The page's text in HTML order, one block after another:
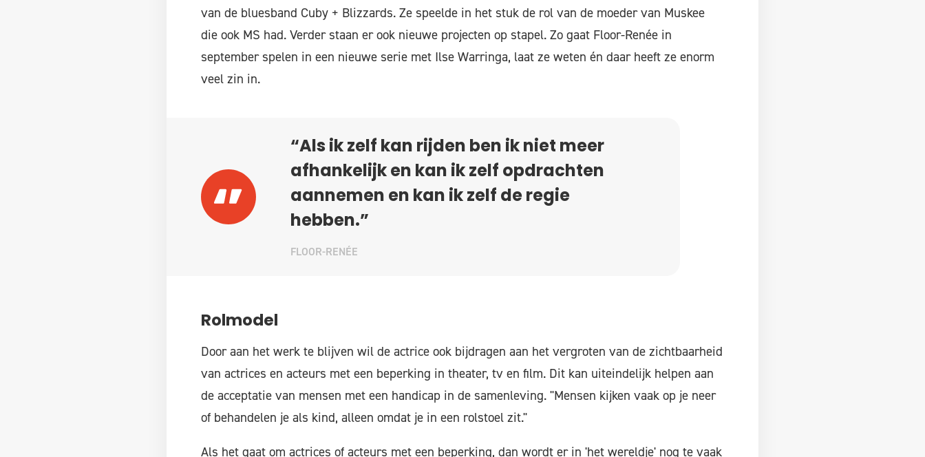
van de bluesband Cuby + Blizzards. Ze speelde in het stuk de rol van de moeder van Muskee
die ook MS had. Verder staan er ook nieuwe projecten op stapel. Zo gaat Floor-Renée in
september spelen in een nieuwe serie met Ilse Warringa, laat ze weten én daar heeft ze enorm
veel zin in.
“Als ik zelf kan rijden ben ik niet meer
afhankelijk en kan ik zelf opdrachten
aannemen en kan ik zelf de regie
hebben.”
FLOOR-RENÉE
Rolmodel
Door aan het werk te blijven wil de actrice ook bijdragen aan het vergroten van de zichtbaarheid
van actrices en acteurs met een beperking in theater, tv en film. Dit kan uiteindelijk helpen aan
de acceptatie van mensen met een handicap in de samenleving. "Mensen kijken vaak op je neer
of behandelen je als kind, alleen omdat je in een rolstoel zit."
Als het gaat om actrices of acteurs met een beperking, dan wordt er in 'het wereldje' nog te vaak